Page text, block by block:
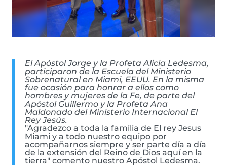
El Apóstol Jorge y la Profeta Alicia Ledesma,
participaron de la Escuela del Ministerio
Sobrenatural en Miami, EEUU. En la misma
fue ocasión para honrar a ellos como
hombres y mujeres de la Fe, de parte del
Apóstol Guillermo y la Profeta Ana
Maldonado del Ministerio Internacional El
Rey Jesús.
"Agradezco a toda la familia de El rey Jesus
Miami y a todo nuestro equipo por
acompañarnos siempre y ser parte día a día
de la extensión del Reino de Dios aquí en la
tierra" comento nuestro Apóstol Ledesma.